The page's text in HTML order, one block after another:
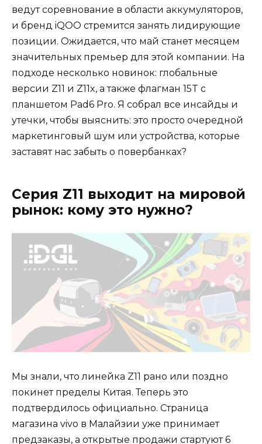
ведут соревнование в области аккумуляторов,
и бренд iQOO стремится занять лидирующие
позиции. Ожидается, что май станет месяцем
значительных премьер для этой компании. На
подходе несколько новинок: глобальные
версии Z11 и Z11x, а также флагман 15T с
планшетом Pad6 Pro. Я собрал все инсайды и
утечки, чтобы выяснить: это просто очередной
маркетинговый шум или устройства, которые
заставят нас забыть о повербанках?
Серия Z11 выходит на мировой
рынок: кому это нужно?
Мы знали, что линейка Z11 рано или поздно
покинет пределы Китая. Теперь это
подтвердилось официально. Страница
магазина vivo в Малайзии уже принимает
предзаказы, а открытые продажи стартуют 6